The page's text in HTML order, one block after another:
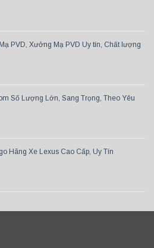
PVD, Xưởng Mạ PVD Uy tín, Chất lượng
Số Lượng Lớn, Sang Trọng, Theo Yêu
Hãng Xe Lexus Cao Cấp, Uy Tín